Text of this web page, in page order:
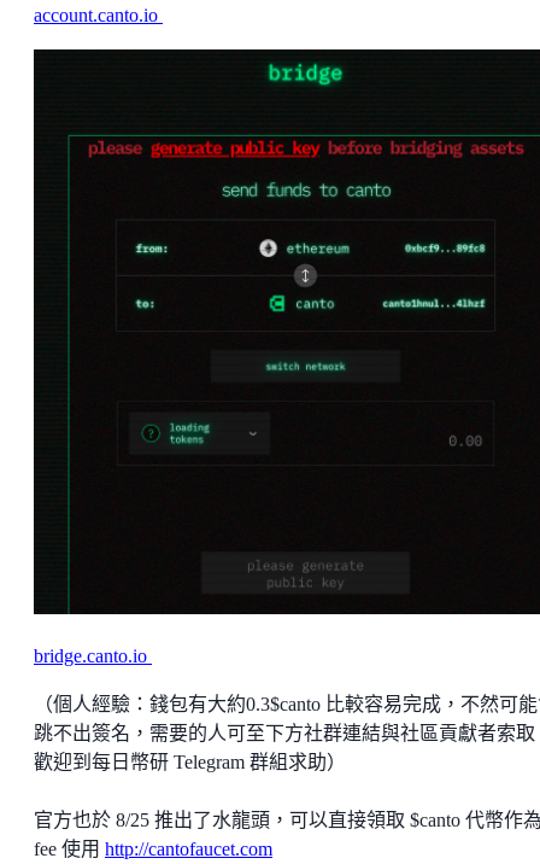
account.canto.io
bridge.canto.io
（個人經驗：錢包有大約0.3$canto 比較容易完成，不然可
跳不出簽名，需要的人可至下方社群連結與社區貢獻者索取
歡迎到每日幣研 Telegram 群組求助）
官方也於 8/25 推出了水龍頭，可以直接領取 $canto 代幣作
fee 使用 http://cantofaucet.com